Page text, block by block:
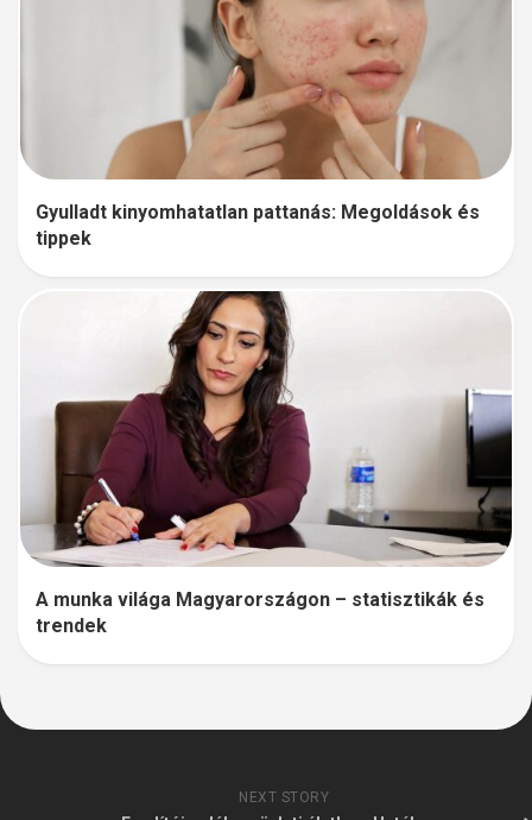
Gyulladt kinyomhatatlan pattanás: Megoldások és
tippek
A munka világa Magyarországon – statisztikák és
trendek
NEXT STORY